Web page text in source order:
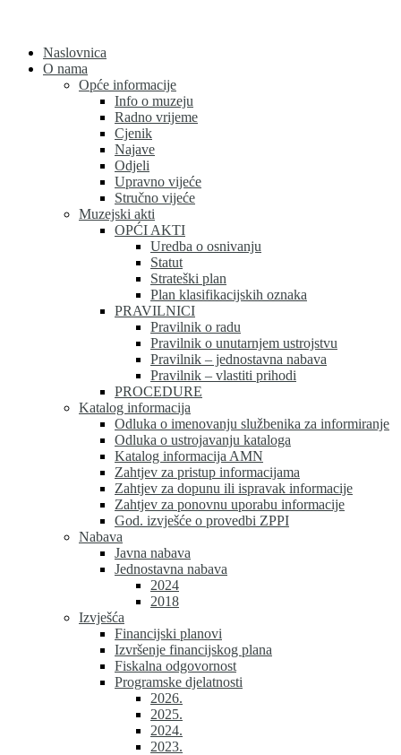
contentNaslovnica
O nama
Opće informacije
Info o muzeju
Radno vrijeme
Cjenik
Najave
Odjeli
Upravno vijeće
Stručno vijeće
Muzejski akti
OPĆI AKTI
Uredba o osnivanju
Statut
Strateški plan
Plan klasifikacijskih oznaka
PRAVILNICI
Pravilnik o radu
Pravilnik o unutarnjem ustrojstvu
Pravilnik – jednostavna nabava
Pravilnik – vlastiti prihodi
PROCEDURE
Katalog informacija
Odluka o imenovanju službenika za informiranje
Odluka o ustrojavanju kataloga
Katalog informacija AMN
Zahtjev za pristup informacijama
Zahtjev za dopunu ili ispravak informacije
Zahtjev za ponovnu uporabu informacije
God. izvješće o provedbi ZPPI
Nabava
Javna nabava
Jednostavna nabava
2024
2018
Izvješća
Financijski planovi
Izvršenje financijskog plana
Fiskalna odgovornost
Programske djelatnosti
2026.
2025.
2024.
2023.